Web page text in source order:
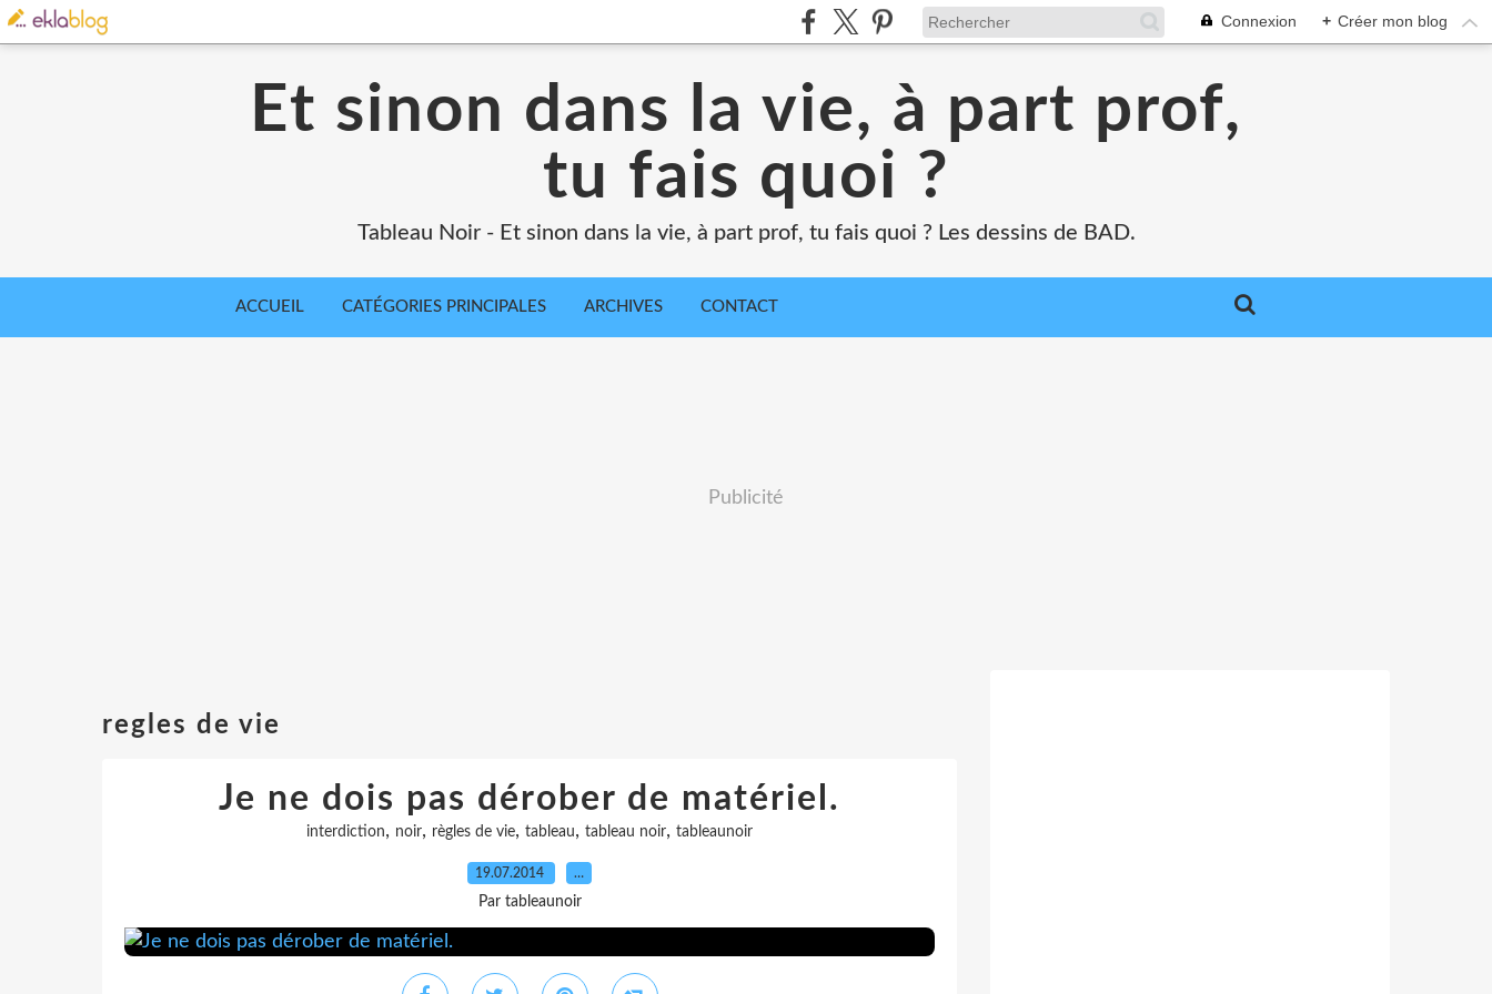
Connexion + Créer mon blog
Et sinon dans la vie, à part prof,
tu fais quoi ?
Tableau Noir - Et sinon dans la vie, à part prof, tu fais quoi ? Les dessins de BAD.
ACCUEIL CATÉGORIES PRINCIPALES ARCHIVES CONTACT
Publicité
regles de vie
Je ne dois pas dérober de matériel.
interdiction, noir, règles de vie, tableau, tableau noir, tableaunoir
19.07.2014 …
Par tableaunoir